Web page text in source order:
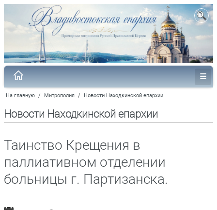
На главную / Митрополия / Новости Находкинской епархии
Новости Находкинской епархии
Таинство Крещения в
паллиативном отделении
больницы г. Партизанска.